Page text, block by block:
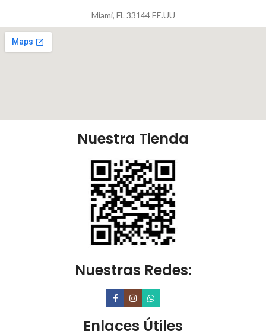
Miami, FL 33144 EE.UU
Nuestra Tienda
Nuestras Redes:
Enlaces Útiles